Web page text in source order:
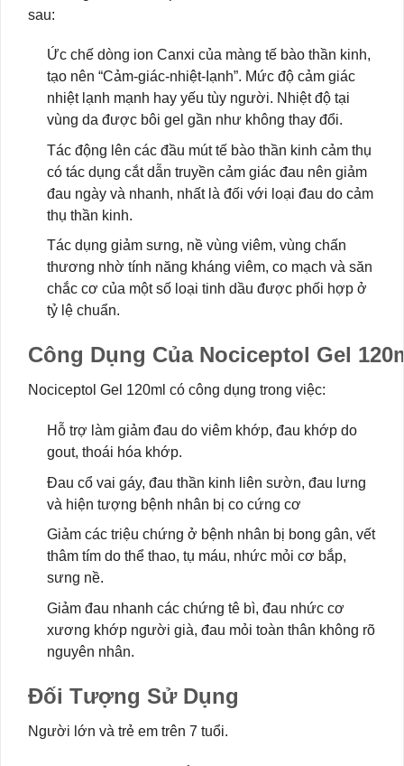
sau:
Ức chế dòng ion Canxi của màng tế bào thần kinh,
tạo nên “Cảm-giác-nhiệt-Iạnh”. Mức độ cảm giác
nhiệt lạnh mạnh hay yếu tùy người. Nhiệt độ tại
vùng da được bôi gel gần như không thay đổi.
Tác động lên các đầu mút tế bào thần kinh cảm thụ
có tác dụng cắt dẫn truyền cảm giác đau nên giảm
đau ngày và nhanh, nhất là đối với loại đau do cảm
thụ thần kinh.
Tác dụng giảm sưng, nề vùng viêm, vùng chấn
thương nhờ tính năng kháng viêm, co mạch và săn
chắc cơ của một số loại tinh dầu được phối hợp ở
tỷ lệ chuẩn.
Công Dụng Của Nociceptol Gel
Nociceptol Gel 120ml có công dụng trong việc:
Hỗ trợ làm giảm đau do viêm khớp, đau khớp do
gout, thoái hóa khớp.
Đau cổ vai gáy, đau thần kinh liên sườn, đau lưng
và hiện tượng bệnh nhân bị co cứng cơ
Giảm các triệu chứng ở bệnh nhân bị bong gân, vết
thâm tím do thể thao, tụ máu, nhức mỏi cơ bắp,
sưng nề.
Giảm đau nhanh các chứng tê bì, đau nhức cơ
xương khớp người già, đau mỏi toàn thân không rõ
nguyên nhân.
Đối Tượng Sử Dụng
Người lớn và trẻ em trên 7 tuổi.